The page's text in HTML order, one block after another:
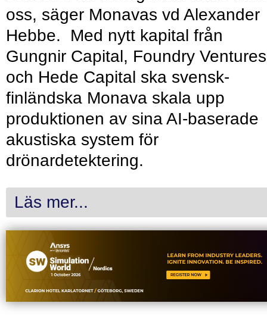
oss, säger Monavas vd Alexander
Hebbe. Med nytt kapital från
Gungnir Capital, Foundry Ventures
och Hede Capital ska svensk-
finländska Monava skala upp
produktionen av sina AI-baserade
akustiska system för
drönardetektering.
Läs mer...